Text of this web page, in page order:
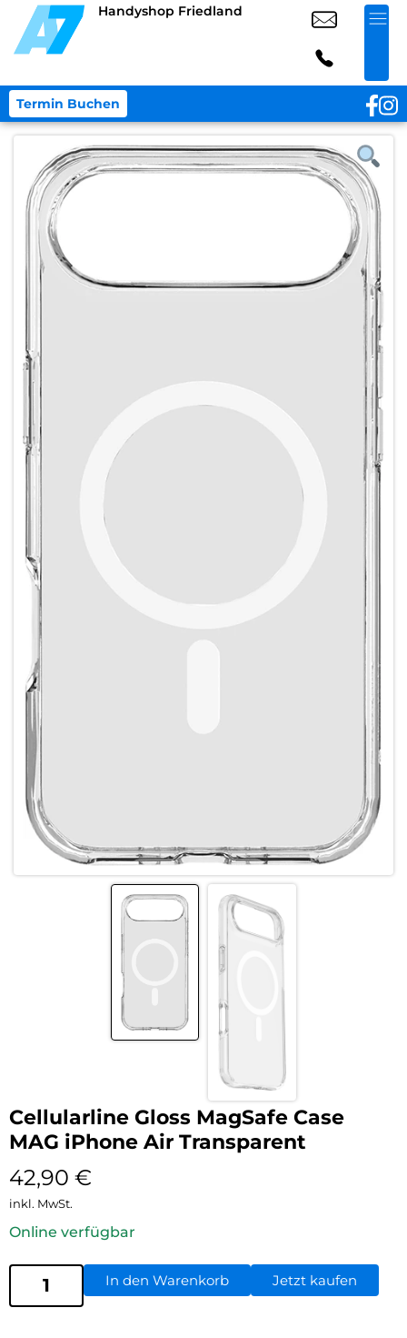
Handyshop Friedland
Termin Buchen
Cellularline Gloss MagSafe Case
MAG iPhone Air Transparent
42,90 €
inkl. MwSt.
Online verfügbar
In den Warenkorb Jetzt kaufen